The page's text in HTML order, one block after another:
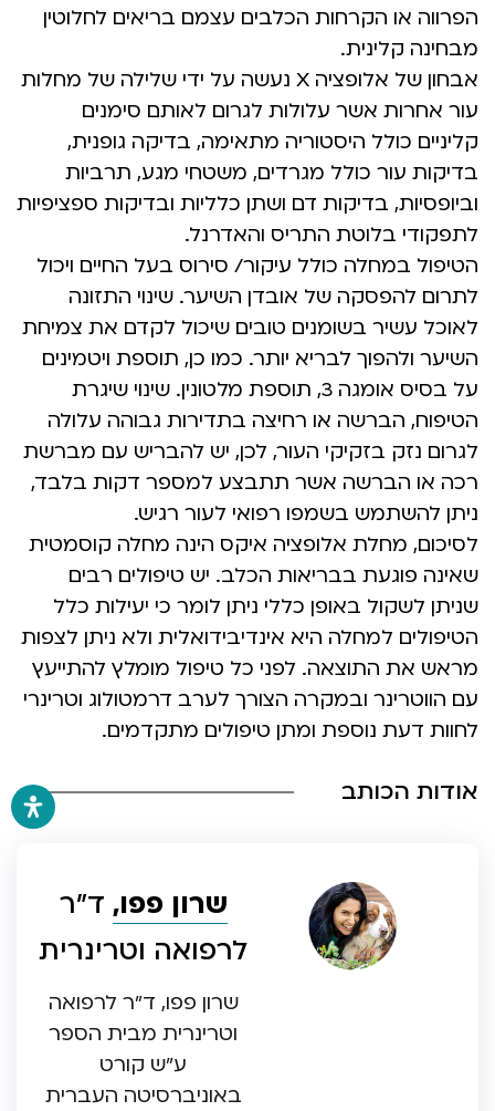
הפרווה או הקרחות הכלבים עצמם בריאים לחלוטין
מבחינה קלינית.
אבחון של אלופציה X נעשה על ידי שלילה של מחלות
עור אחרות אשר עלולות לגרום לאותם סימנים
קליניים כולל היסטוריה מתאימה, בדיקה גופנית,
בדיקות עור כולל מגרדים, משטחי מגע, תרביות
וביופסיות, בדיקות דם ושתן כלליות ובדיקות ספציפיות
לתפקודי בלוטת התריס והאדרנל.
הטיפול במחלה כולל עיקור/ סירוס בעל החיים ויכול
לתרום להפסקה של אובדן השיער. שינוי התזונה
לאוכל עשיר בשומנים טובים שיכול לקדם את צמיחת
השיער ולהפוך לבריא יותר. כמו כן, תוספת ויטמינים
על בסיס אומגה 3, תוספת מלטונין. שינוי שיגרת
הטיפוח, הברשה או רחיצה בתדירות גבוהה עלולה
לגרום נזק בזקיקי העור, לכן, יש להבריש עם מברשת
רכה או הברשה אשר תתבצע למספר דקות בלבד,
ניתן להשתמש בשמפו רפואי לעור רגיש.
לסיכום, מחלת אלופציה איקס הינה מחלה קוסמטית
שאינה פוגעת בבריאות הכלב. יש טיפולים רבים
שניתן לשקול באופן כללי ניתן לומר כי יעילות כלל
הטיפולים למחלה היא אינדיבידואלית ולא ניתן לצפות
מראש את התוצאה. לפני כל טיפול מומלץ להתייעץ
עם הווטרינר ובמקרה הצורך לערב דרמטולוג וטרינרי
לחוות דעת נוספת ומתן טיפולים מתקדמים.
אודות הכותב
שרון פפו, ד”ר
לרפואה וטרינרית
שרון פפו, ד”ר לרפואה
וטרינרית מבית הספר
ע”ש קורט
באוניברסיטה העברית